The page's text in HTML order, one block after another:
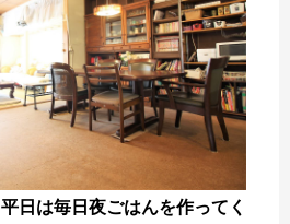
平日は毎日夜ごはんを作ってく